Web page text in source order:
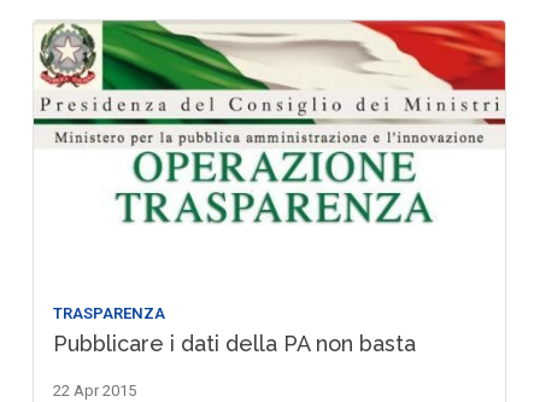
TRASPARENZA
Pubblicare i dati della PA non basta
22 Apr 2015